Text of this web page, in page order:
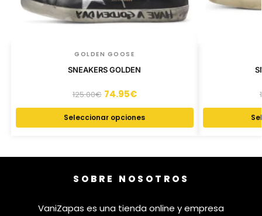
GOLDEN GOOSE
SNEAKERS GOLDEN
125.00€ 74.95€
Seleccionar opciones
SOBRE NOSOTROS
VaniZapas es una tienda online y empresa